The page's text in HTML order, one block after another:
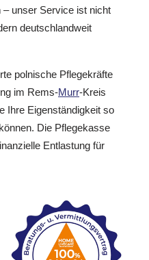
unser Service ist nicht
deutschlandweit
polnische Pflegekräfte
im Rems-Murr-Kreis
Ihre Eigenständigkeit so
Die Pflegekasse
Entlastung für